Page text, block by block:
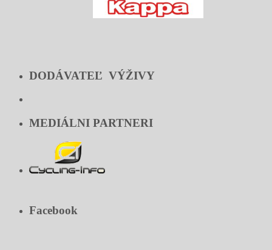
DODÁVATEĽ VÝŽIVY
MEDIÁLNI PARTNERI
Facebook